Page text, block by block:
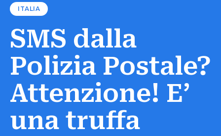
ITALIA
SMS dalla
Polizia Postale?
Attenzione! E’
una truffa